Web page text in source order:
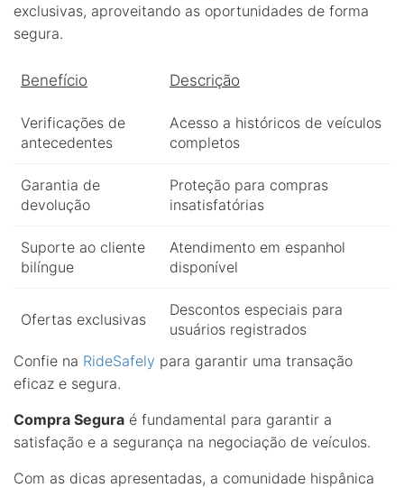
exclusivas, aproveitando as oportunidades de forma
segura.
Benefício Descrição
Verificações de
antecedentes
Acesso a históricos de veículos
completos
Garantia de
devolução
Proteção para compras
insatisfatórias
Suporte ao cliente
bilíngue
Atendimento em espanhol
disponível
Ofertas exclusivas
Descontos especiais para
usuários registrados
Confie na RideSafely para garantir uma transação
eficaz e segura.
Compra Segura é fundamental para garantir a
satisfação e a segurança na negociação de veículos.
Com as dicas apresentadas, a comunidade hispânica